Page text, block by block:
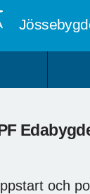
och